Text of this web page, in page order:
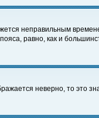
неправильным
равно, как и
неверно, то это